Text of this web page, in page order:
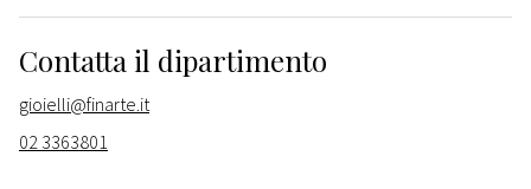
Contatta il dipartimento
gioielli@finarte.it
02 3363801